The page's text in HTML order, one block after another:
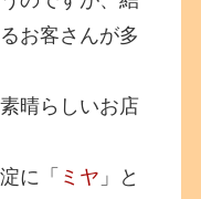
お客さんが多
晴らしいお店
に「 ミヤ 」と